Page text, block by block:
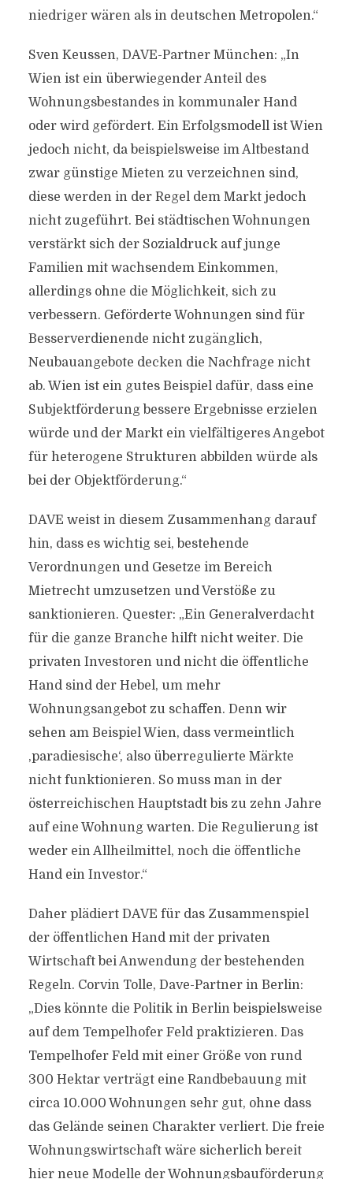
niedriger wären als in deutschen Metropolen.“
Sven Keussen, DAVE-Partner München: „In
Wien ist ein überwiegender Anteil des
Wohnungsbestandes in kommunaler Hand
oder wird gefördert. Ein Erfolgsmodell ist Wien
jedoch nicht, da beispielsweise im Altbestand
zwar günstige Mieten zu verzeichnen sind,
diese werden in der Regel dem Markt jedoch
nicht zugeführt. Bei städtischen Wohnungen
verstärkt sich der Sozialdruck auf junge
Familien mit wachsendem Einkommen,
allerdings ohne die Möglichkeit, sich zu
verbessern. Geförderte Wohnungen sind für
Besserverdienende nicht zugänglich,
Neubauangebote decken die Nachfrage nicht
ab. Wien ist ein gutes Beispiel dafür, dass eine
Subjektförderung bessere Ergebnisse erzielen
würde und der Markt ein vielfältigeres Angebot
für heterogene Strukturen abbilden würde als
bei der Objektförderung.“
DAVE weist in diesem Zusammenhang darauf
hin, dass es wichtig sei, bestehende
Verordnungen und Gesetze im Bereich
Mietrecht umzusetzen und Verstöße zu
sanktionieren. Quester: „Ein Generalverdacht
für die ganze Branche hilft nicht weiter. Die
privaten Investoren und nicht die öffentliche
Hand sind der Hebel, um mehr
Wohnungsangebot zu schaffen. Denn wir
sehen am Beispiel Wien, dass vermeintlich
,paradiesische‘, also überregulierte Märkte
nicht funktionieren. So muss man in der
österreichischen Hauptstadt bis zu zehn Jahre
auf eine Wohnung warten. Die Regulierung ist
weder ein Allheilmittel, noch die öffentliche
Hand ein Investor.“
Daher plädiert DAVE für das Zusammenspiel
der öffentlichen Hand mit der privaten
Wirtschaft bei Anwendung der bestehenden
Regeln. Corvin Tolle, Dave-Partner in Berlin:
„Dies könnte die Politik in Berlin beispielsweise
auf dem Tempelhofer Feld praktizieren. Das
Tempelhofer Feld mit einer Größe von rund
300 Hektar verträgt eine Randbebauung mit
circa 10.000 Wohnungen sehr gut, ohne dass
das Gelände seinen Charakter verliert. Die freie
Wohnungswirtschaft wäre sicherlich bereit
hier neue Modelle der Wohnungsbauförderung